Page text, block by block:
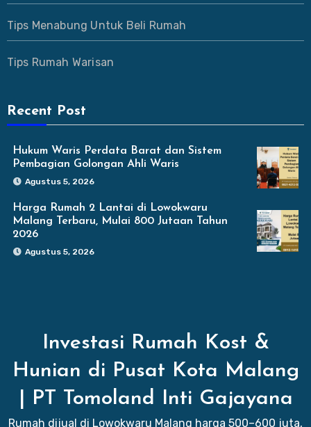
Tips Menabung Untuk Beli Rumah
Tips Rumah Warisan
Recent Post
Hukum Waris Perdata Barat dan Sistem
Pembagian Golongan Ahli Waris
Agustus 5, 2026
Harga Rumah 2 Lantai di Lowokwaru
Malang Terbaru, Mulai 800 Jutaan Tahun
2026
Agustus 5, 2026
Investasi Rumah Kost &
Hunian di Pusat Kota Malang
| PT Tomoland Inti Gajayana
Rumah dijual di Lowokwaru Malang harga 500–600 juta,